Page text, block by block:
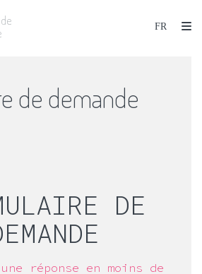
de demande
DE
réponse en moins de